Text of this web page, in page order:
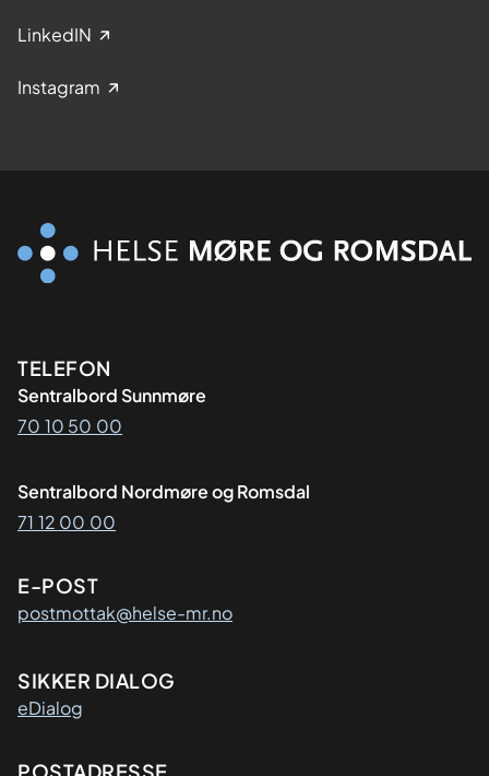
LinkedIN
Instagram
Kontaktinformasjon
TELEFON
Sentralbord Sunnmøre
70 10 50 00
Sentralbord Nordmøre og Romsdal
71 12 00 00
E-POST
postmottak@helse-mr.no
SIKKER DIALOG
eDialog